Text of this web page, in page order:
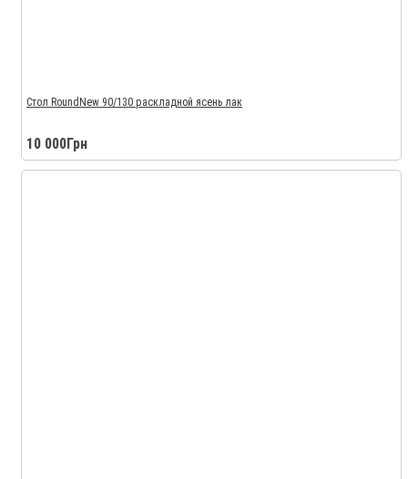
Стол RoundNew 90/130 раскладной ясень лак
10 000Грн